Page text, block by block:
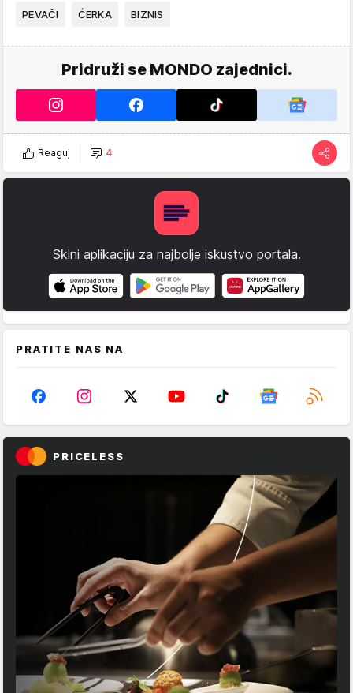
PEVAČI ĆERKA BIZNIS
Pridruži se MONDO zajednici.
Reaguj 4
Skini aplikaciju za najbolje iskustvo portala.
PRATITE NAS NA
PRICELESS